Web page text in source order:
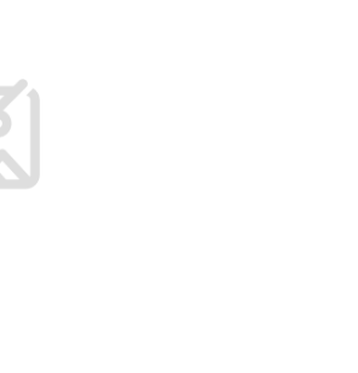
krčka maternice